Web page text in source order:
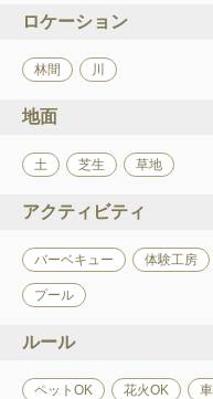
ロケーション
林間 川
地面
土 芝生 草地
アクティビティ
バーベキュー 体験工房
プール
ルール
ペットOK 花火OK